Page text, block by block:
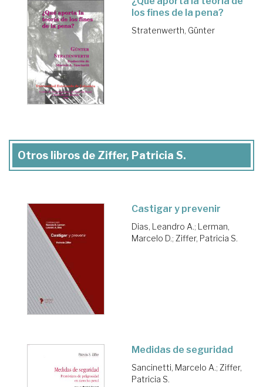
los fines de la pena?
Stratenwerth, Günter
Otros libros de Ziffer, Patricia S.
Castigar y prevenir
Dias, Leandro A.; Lerman,
Marcelo D.; Ziffer, Patricia S.
Medidas de seguridad
Sancinetti, Marcelo A.; Ziffer,
Patricia S.